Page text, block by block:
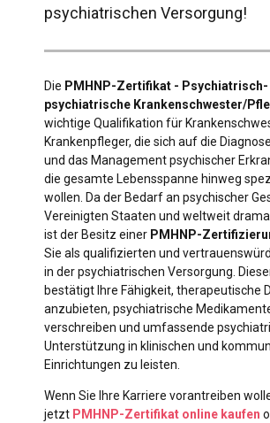
psychiatrischen Versorgung!
Die PMHNP-Zertifikat - Psychiatrisch-
psychiatrische Krankenschwester/
wichtige Qualifikation für
Krankenpfleger, die sich auf die
und das Management psychischer
die gesamte Lebensspanne hinweg
wollen. Da der Bedarf an psychischer
Vereinigten Staaten und weltweit
ist der Besitz einer PMHNP-
Sie als qualifizierten und
in der psychiatrischen Versorgung.
bestätigt Ihre Fähigkeit, therapeutische
anzubieten, psychiatrische
verschreiben und umfassende
Unterstützung in klinischen und
Einrichtungen zu leisten.
Wenn Sie Ihre Karriere vorantreiben
jetzt PMHNP-Zertifikat online kaufen